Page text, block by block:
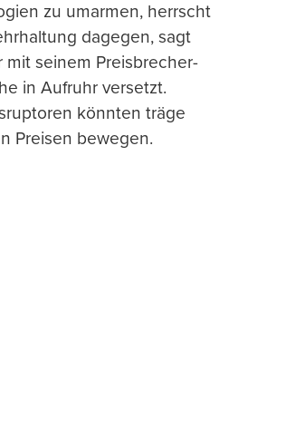
zu umarmen, herrscht
dagegen, sagt
mit seinem Preisbrecher-
in Aufruhr versetzt.
könnten träge
Preisen bewegen.